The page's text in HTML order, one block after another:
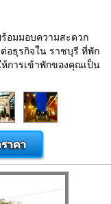
อมมอบความสะดวก
อธุรกิจใน ราชบุรี ที่พัก
การเข้าพักของคุณเป็น